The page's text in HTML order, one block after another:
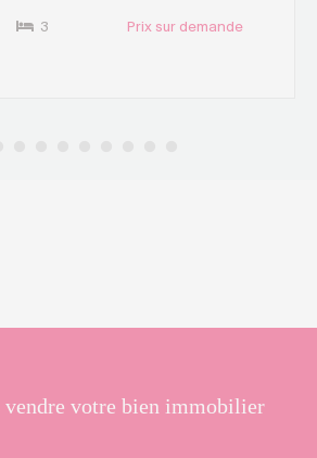
3 Prix sur demande
vendre votre bien immobilier